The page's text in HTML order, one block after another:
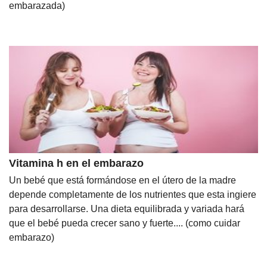
embarazada)
Vitamina h en el embarazo
Un bebé que está formándose en el útero de la madre
depende completamente de los nutrientes que esta ingiere
para desarrollarse. Una dieta equilibrada y variada hará
que el bebé pueda crecer sano y fuerte.... (como cuidar
embarazo)